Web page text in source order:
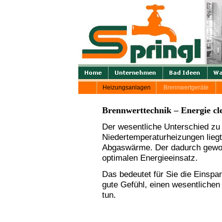
Heizungsanlagen Brennwertgeräte
Brennwerttechnik – Energie
Der wesentliche Unterschied
Niedertemperaturheizungen
Abgaswärme. Der dadurch
optimalen Energieeinsatz.
Das bedeutet für Sie die
gute Gefühl, einen
tun.